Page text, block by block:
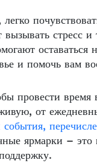
стресс
оставаться
и помочь вам
провести время
от
события,
ярмарки –